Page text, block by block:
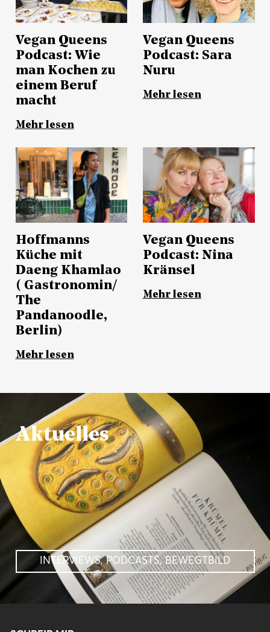
Vegan Queens
Podcast: Wie
man Kochen zu
einem Beruf
macht
Mehr lesen
Vegan Queens
Podcast: Sara
Nuru
Mehr lesen
Hoffmanns
Küche mit
Daeng Khamlao
( Gastronomin/
The
Pandanoodle,
Berlin)
Mehr lesen
Vegan Queens
Podcast: Nina
Kränsel
Mehr lesen
Aktuelles
INTERVIEWS, PODCASTS, BEWEGTBILD